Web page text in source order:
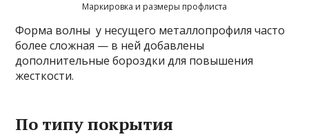
Маркировка и размеры профлиста
Форма волны у несущего металлопрофиля часто
более сложная — в ней добавлены
дополнительные бороздки для повышения
жесткости.
По типу покрытия